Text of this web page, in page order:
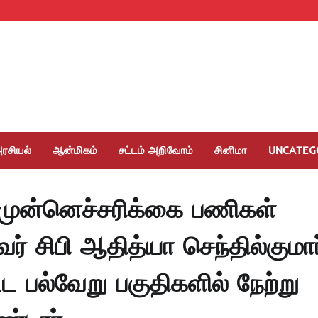
ஆன்மிகம் சட்டம் அறிவோம் சினிமா
பணிகள்
சிபி ஆதித்யா
பல்வேறு பகுதிகளில் நேற்று